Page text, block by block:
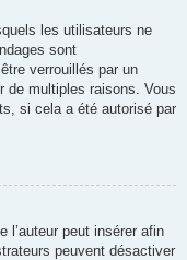
les utilisateurs ne
sont
verrouillés par un
de multiples raisons. Vous
si cela a été autorisé par
l’auteur peut insérer afin
peuvent désactiver